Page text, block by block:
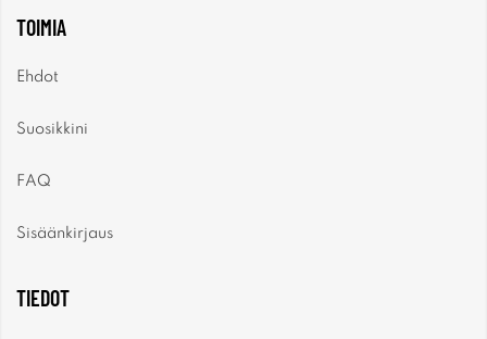
TOIMIA
Ehdot
Suosikkini
FAQ
Sisäänkirjaus
TIEDOT